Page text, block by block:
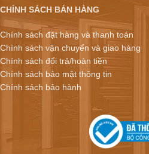
CHÍNH SÁCH BÁN HÀNG
Chính sách đặt hàng và thanh toán
Chính sách vận chuyển và giao hàng
Chính sách đổi trả/hoàn tiền
Chính sách bảo mật thông tin
Chính sách bảo hành